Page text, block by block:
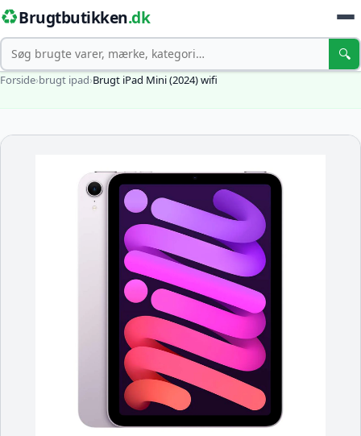
♻️Brugtbutikken.dk
Søg 🔍
Forside›brugt ipad›Brugt iPad Mini (2024) wifi